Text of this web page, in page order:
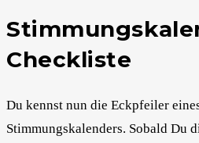
Checkliste
Du kennst nun die Eckpfeiler
Stimmungskalenders. Sobald Du